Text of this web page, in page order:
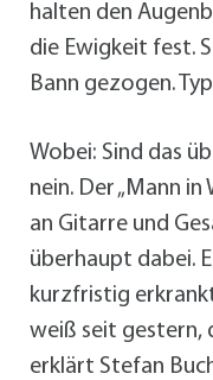
halten den
die Ewigkeit fest.
Bann gezogen.
Wobei: Sind das
nein. Der „Mann in
an Gitarre und
überhaupt dabei.
kurzfristig
weiß seit gestern,
erklärt Stefan